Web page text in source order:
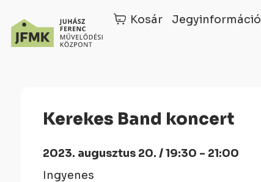
Kosár Jegyinformáció
Kerekes Band koncert
2023. augusztus 20. / 19:30 - 21:00
Ingyenes